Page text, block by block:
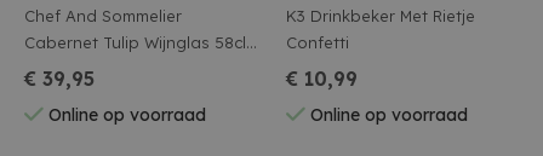
Chef And Sommelier
Cabernet Tulip Wijnglas 58cl
6stuks
€ 39,95
Online op voorraad
K3 Drinkbeker Met Rietje
Confetti
€ 10,99
Online op voorraad